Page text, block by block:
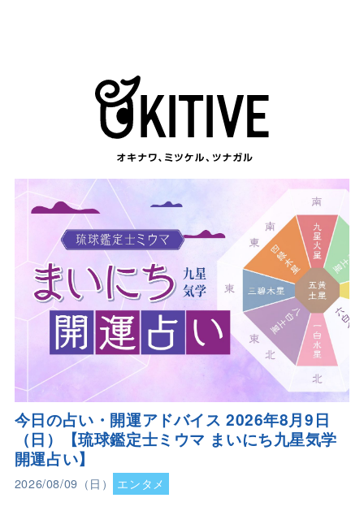
今日の占い・開運アドバイス 2026年8月9日
（日）【琉球鑑定士ミウマ まいにち九星気学
開運占い】
2026/08/09（日） エンタメ